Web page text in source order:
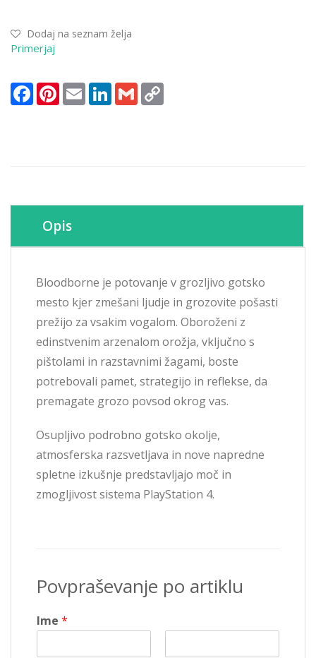
Dodaj na seznam želja
Primerjaj
FacebookPinterest
Email LinkedInGmail
Opis
Bloodborne je potovanje v grozljivo gotsko
mesto kjer zmešani ljudje in grozovite pošasti
prežijo za vsakim vogalom. Oboroženi z
edinstvenim arzenalom orožja, vključno s
pištolami in razstavnimi žagami, boste
potrebovali pamet, strategijo in reflekse, da
premagate grozo povsod okrog vas.
Osupljivo podrobno gotsko okolje,
atmosferska razsvetljava in nove napredne
spletne izkušnje predstavljajo moč in
zmogljivost sistema PlayStation 4.
Povpraševanje po artiklu
Ime *